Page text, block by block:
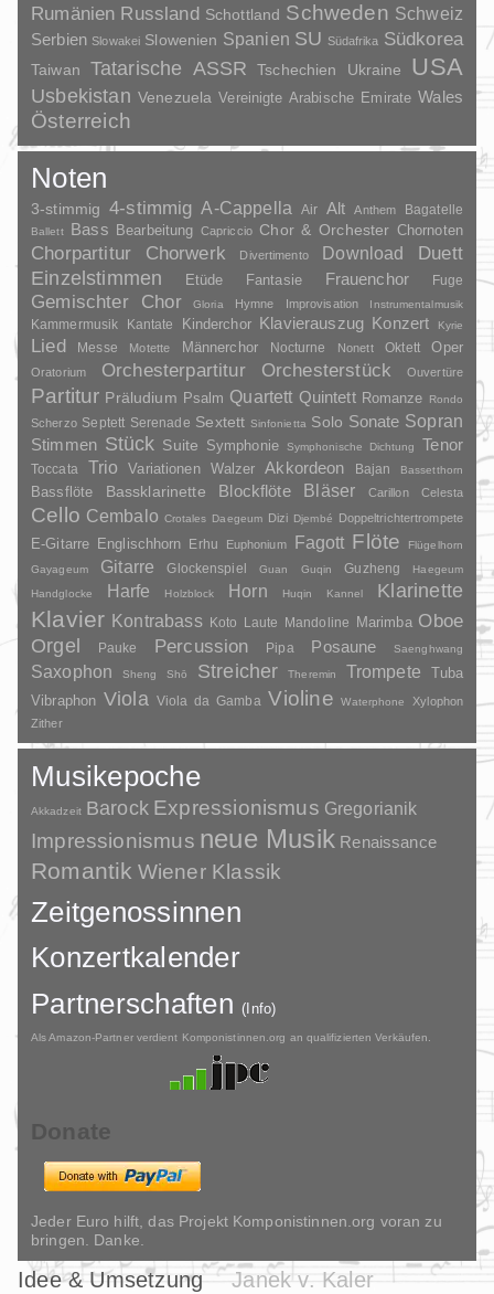
Rumänien Russland Schottland Schweden Schweiz
Serbien Slowakei Slowenien Spanien SU Südafrika Südkorea
Taiwan Tatarische ASSR Tschechien Ukraine USA
Usbekistan Venezuela Vereinigte Arabische Emirate Wales
Österreich
Noten
3-stimmig 4-stimmig A-Cappella Air Alt Anthem Bagatelle
Ballett Bass Bearbeitung Capriccio Chor & Orchester Chornoten
Chorpartitur Chorwerk Divertimento Download
Duett
Einzelstimmen
Etüde Fantasie Frauenchor Fuge
Gemischter Chor Gloria Hymne Improvisation Instrumentalmusik
Kammermusik Kantate Kinderchor Klavierauszug Konzert Kyrie
Lied Messe Motette Männerchor Nocturne Nonett Oktett Oper
Oratorium Orchesterpartitur Orchesterstück Ouvertüre
Partitur Präludium Psalm Quartett Quintett Romanze Rondo
Scherzo Septett Serenade Sextett Sinfonietta Solo Sonate Sopran
Stimmen Stück Suite Symphonie Symphonische Dichtung Tenor
Toccata Trio Variationen Walzer Akkordeon Bajan Bassetthorn
Bassflöte Bassklarinette Blockflöte Bläser Carillon Celesta
Cello Cembalo Crotales Daegeum Dizi Djembé Doppeltrichtertrompete
E-Gitarre Englischhorn Erhu Euphonium Fagott Flöte
Flügelhorn
Gayageum
Gitarre Glockenspiel Guan Guqin Guzheng
Haegeum
Handglocke
Harfe Holzblock Horn Huqin Kannel Klarinette
Klavier Kontrabass Koto Laute Mandoline Marimba Oboe
Orgel Pauke Percussion Pipa Posaune Saenghwang
Saxophon Sheng Shō Streicher Theremin Trompete
Tuba
Vibraphon Viola Viola da Gamba Violine Waterphone
Xylophon
Zither
Musikepoche
Akkadzeit Barock Expressionismus Gregorianik
Impressionismus neue Musik Renaissance
Romantik Wiener Klassik
Zeitgenossinnen
Konzertkalender
Partnerschaften(Info)
Als Amazon-Partner verdient Komponistinnen.org an qualifizierten Verkäufen.
Donate
Jeder Euro hilft, das Projekt Komponistinnen.org voran zu
bringen. Danke.
Idee & Umsetzung
Janek v. Kaler